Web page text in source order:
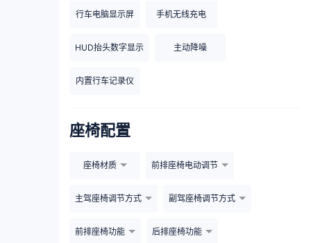
行车电脑显示屏 手机无线充电
HUD抬头数字显示 主动降噪
内置行车记录仪
座椅配置
座椅材质 前排座椅电动调节
主驾座椅调节方式 副驾座椅调节方式
前排座椅功能 后排座椅功能